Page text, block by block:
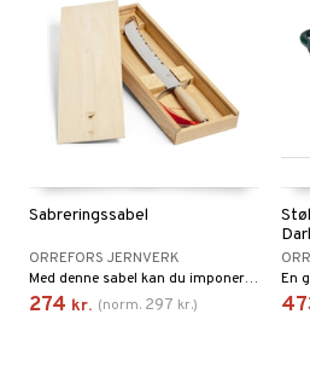
Sabreringssabel
ORREFORS JERNVERK
Med denne sabel kan du imponere dine gæster.
274 kr. (norm. 297 kr.)